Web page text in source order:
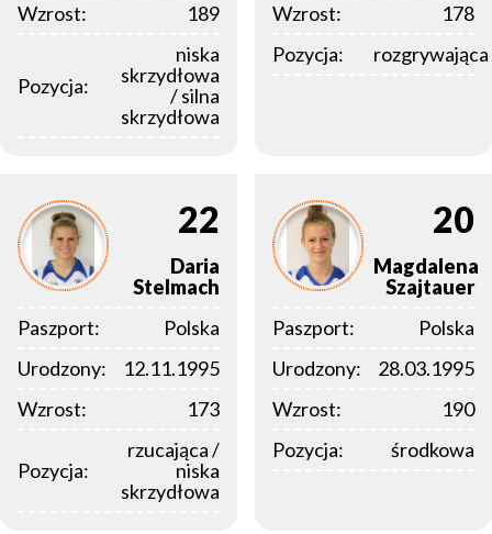
Wzrost:
189
Pozycja:
niska
skrzydłowa
/ silna
skrzydłowa
Wzrost:
178
Pozycja:
rozgrywająca
22
Daria
Stelmach
Paszport:
Polska
Urodzony:
12.11.1995
Wzrost:
173
Pozycja:
rzucająca /
niska
skrzydłowa
20
Magdalena
Szajtauer
Paszport:
Polska
Urodzony:
28.03.1995
Wzrost:
190
Pozycja:
środkowa